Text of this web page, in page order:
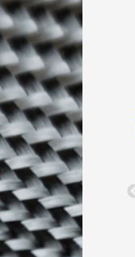
St.